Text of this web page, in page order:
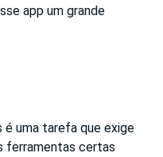
app um grande
é uma tarefa que exige
ferramentas certas